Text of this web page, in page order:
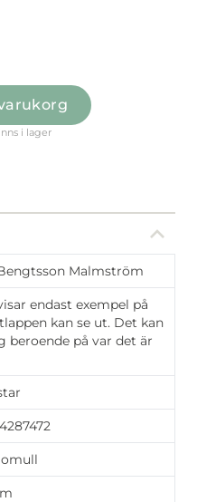
quantity
i lager
Malmström
endast exempel på
kan se ut. Det kan
beroende på var det är